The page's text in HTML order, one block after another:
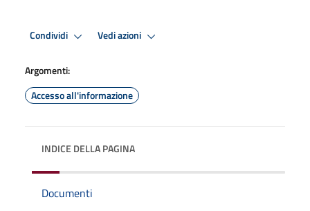
Condividi Vedi azioni
Argomenti:
Accesso all'informazione
INDICE DELLA PAGINA
Documenti